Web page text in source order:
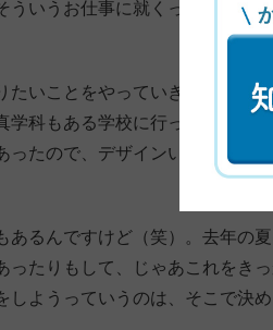
ういうお仕事に就くっていうこ
たいことをやっていきたいと思
学科もある学校に行っていたの
ったので、デザインいいんじゃ
あるんですけど（笑）。去年の
ったりもして、じゃあこれをき
しようっていうのは、そこで決め